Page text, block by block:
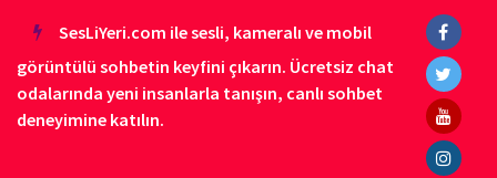
SesLiYeri.com ile sesli, kameralı ve mobil
görüntülü sohbetin keyfini çıkarın. Ücretsiz chat
odalarında yeni insanlarla tanışın, canlı sohbet
deneyimine katılın.